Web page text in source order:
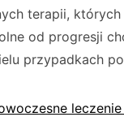
terapii,
od progresji
przypadkach